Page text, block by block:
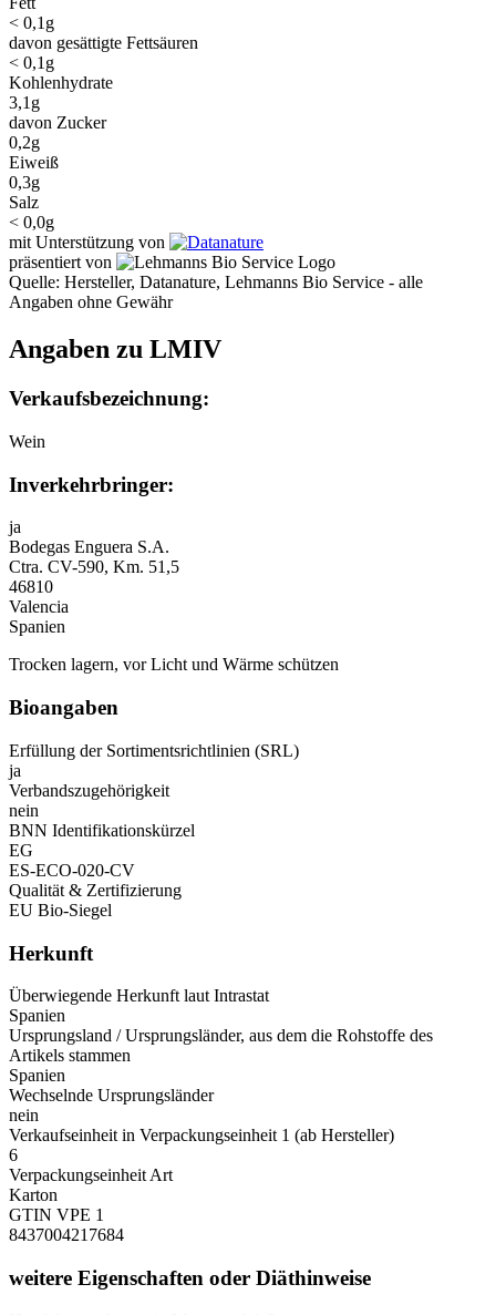
< 0,1g
davon gesättigte Fettsäuren
< 0,1g
Kohlenhydrate
3,1g
davon Zucker
0,2g
Eiweiß
0,3g
Salz
< 0,0g
mit Unterstützung von
präsentiert von
Quelle: Hersteller, Datanature, Lehmanns Bio Service - alle
Angaben ohne Gewähr
Angaben zu LMIV
Verkaufsbezeichnung:
Wein
Inverkehrbringer:
ja
Bodegas Enguera S.A.
Ctra. CV-590, Km. 51,5
46810
Valencia
Spanien
Trocken lagern, vor Licht und Wärme schützen
Bioangaben
Erfüllung der Sortimentsrichtlinien (SRL)
ja
Verbandszugehörigkeit
nein
BNN Identifikationskürzel
EG
ES-ECO-020-CV
Qualität & Zertifizierung
EU Bio-Siegel
Herkunft
Überwiegende Herkunft laut Intrastat
Spanien
Ursprungsland / Ursprungsländer, aus dem die Rohstoffe des
Artikels stammen
Spanien
Wechselnde Ursprungsländer
nein
Verkaufseinheit in Verpackungseinheit 1 (ab Hersteller)
6
Verpackungseinheit Art
Karton
GTIN VPE 1
8437004217684
weitere Eigenschaften oder Diäthinweise